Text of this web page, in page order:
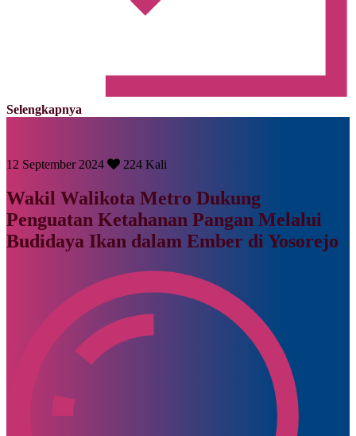
Selengkapnya
12 September 2024 224 Kali
Wakil Walikota Metro Dukung
Penguatan Ketahanan Pangan Melalui
Budidaya Ikan dalam Ember di Yosorejo